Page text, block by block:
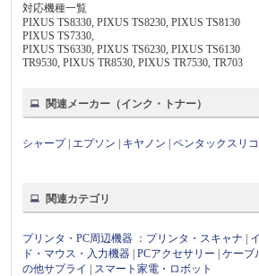
対応機種一覧
PIXUS TS8330, PIXUS TS8230, PIXUS TS8130
PIXUS TS7330,
PIXUS TS6330, PIXUS TS6230, PIXUS TS6130
TR9530, PIXUS TR8530, PIXUS TR7530, TR703
関連メーカー（インク・トナー）
シャープ| エプソン キヤノン |ペンタックスリ
関連カテゴリ
プリンタ・PC周辺機器 ： プリンタ・スキャナ
ド・マウス・入力機器 |PCアクセサリー |ケーブ
の他サプライ
スマート家電・ロボット